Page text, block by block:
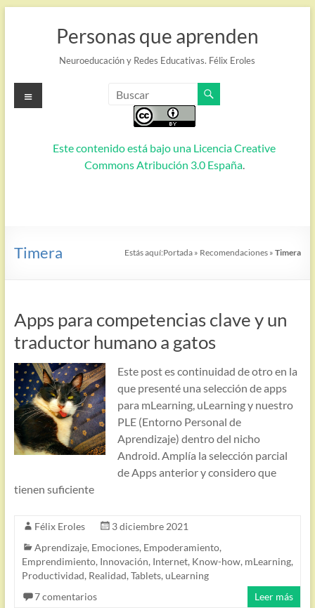
Personas que aprenden
Neuroeducación y Redes Educativas. Félix Eroles
Este contenido está bajo una Licencia Creative
Commons Atribución 3.0 España.
Menú
Timera Estás aquí:Portada » Recomendaciones »Timera
Apps para competencias clave y un
traductor humano a gatos
Este post es continuidad de otro en la
que presenté una selección de apps
para mLearning, uLearning y nuestro
PLE (Entorno Personal de
Aprendizaje) dentro del nicho
Android. Amplía la selección parcial
de Apps anterior y considero que
tienen suficiente
Félix Eroles
3 diciembre 2021
Aprendizaje, Emociones, Empoderamiento,
Emprendimiento, Innovación, Internet, Know-how, mLearning,
Productividad, Realidad, Tablets, uLearning
7 comentarios
Leer más